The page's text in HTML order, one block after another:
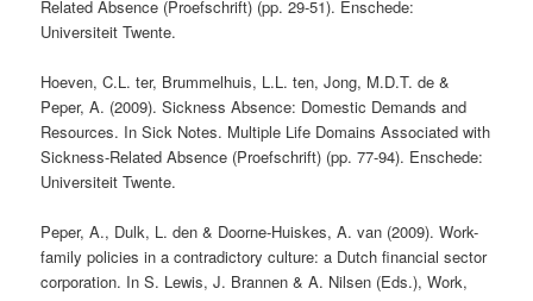
Related Absence (Proefschrift) (pp. 29-51). Enschede:
Universiteit Twente.
Hoeven, C.L. ter, Brummelhuis, L.L. ten, Jong, M.D.T. de &
Peper, A. (2009). Sickness Absence: Domestic Demands and
Resources. In Sick Notes. Multiple Life Domains Associated with
Sickness-Related Absence (Proefschrift) (pp. 77-94). Enschede:
Universiteit Twente.
Peper, A., Dulk, L. den & Doorne-Huiskes, A. van (2009). Work-
family policies in a contradictory culture: a Dutch financial sector
corporation. In S. Lewis, J. Brannen & A. Nilsen (Eds.), Work,